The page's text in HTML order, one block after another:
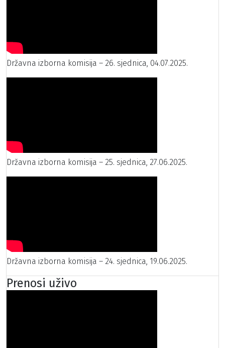
Državna izborna komisija – 26. sjednica, 04.07.2025.
Državna izborna komisija – 25. sjednica, 27.06.2025.
Državna izborna komisija – 24. sjednica, 19.06.2025.
Prenosi uživo